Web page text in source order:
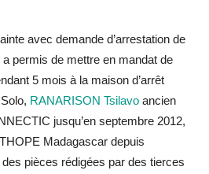
avec demande d’arrestation de
permis de mettre en mandat de
5 mois à la maison d’arrêt
RANARISON Tsilavo ancien
jusqu’en septembre 2012,
Madagascar depuis
pièces rédigées par des tierces